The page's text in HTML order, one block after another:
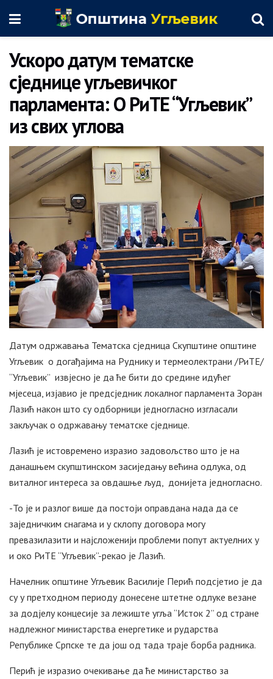
Ускоро датум тематске
сједнице угљевичког
парламента: О РиТЕ “Угљевик”
из свих углова
Датум одржавања Тематска сједница Скупштине општине
Угљевик о догађајима на Руднику и термеолектрани /РиТЕ/
“Угљевик” извјесно је да ће бити до средине идућег
мјесеца, изјавио је предсједник локалног парламента Зоран
Лазић након што су одборници једногласно изгласали
закључак о одржавању тематске сједнице.
Лазић је истовремено изразио задовољство што је на
данашњем скупштинском засиједању већина одлука, од
виталног интереса за овдашње људ, донијета једногласно.
-То је и разлог више да постоји оправдана нада да се
заједничким снагама и у склопу договора могу
превазилазити и најсложенији проблеми попут актуелних у
и око РиТЕ “Угљевик”-рекао је Лазић.
Начелник општине Угљевик Василије Перић подсјетио је да
су у претходном периоду донесене штетне одлуке везане
за додјелу концесије за лежиште угља “Исток 2” од стране
надлежног министарства енергетике и рударства
Републике Српске те да још од тада траје борба радника.
Перић је изразио очекивање да ће министарство за